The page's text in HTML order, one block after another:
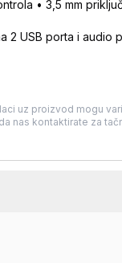
• 3,5 mm
2 USB porta i audio
uz proizvod mogu
nas kontaktirate za